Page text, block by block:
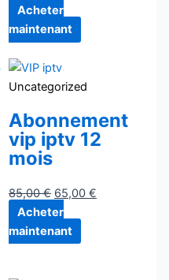
Acheter
maintenant
Uncategorized
Abonnement
vip iptv 12
mois
85,00€ 65,00 €
Acheter
maintenant